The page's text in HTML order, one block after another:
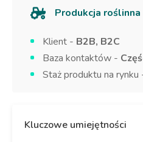
Produkcja roślinna
Klient - B2B, B2C
Baza kontaktów -
Staż produktu na rynku
Kluczowe umiejętności